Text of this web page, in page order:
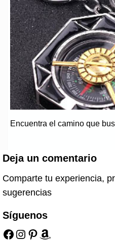
Encuentra el camino que
Deja un comentario
Comparte tu experiencia,
sugerencias
Síguenos
Facebook Instagram Pinterest Amazon